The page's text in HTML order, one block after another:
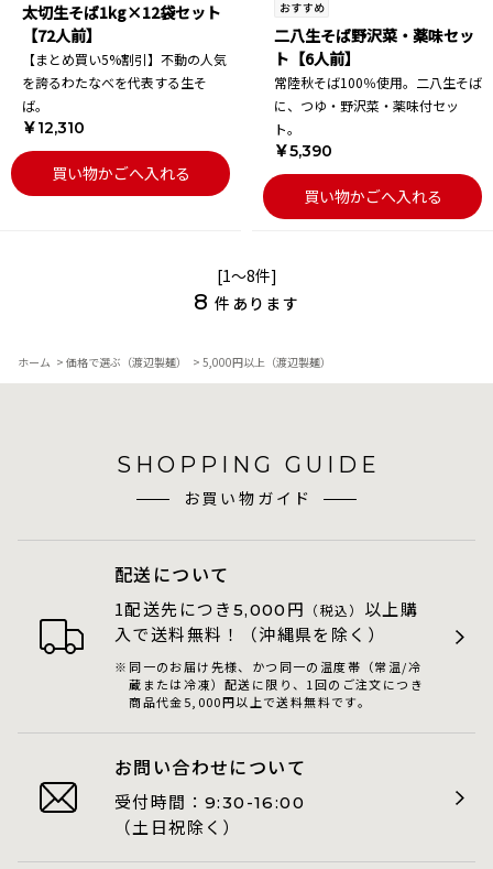
太切生そば1kg×12袋セット
【72人前】
【まとめ買い5%割引】不動の人気
を誇るわたなべを代表する生そ
ば。
￥12,310
買い物かごへ入れる
二八生そば野沢菜・薬味セッ
ト【6人前】
常陸秋そば100％使用。二八生そば
に、つゆ・野沢菜・薬味付セッ
ト。
￥5,390
買い物かごへ入れる
[1～8件]
8 件あります
ホーム > 価格で選ぶ（渡辺製麺） > 5,000円以上（渡辺製麺）
SHOPPING GUIDE
お買い物ガイド
配送について
1配送先につき 5,000 円 （税込） 以上購
入で送料無料！（沖縄県を除く）
同一のお届け先様、かつ同一の温度帯（常温/冷
蔵または冷凍）配送に限り、1回のご注文につき
商品代金5,000円以上で送料無料です。
お問い合わせについて
受付時間： 9:30-16:00
（土日祝除く）